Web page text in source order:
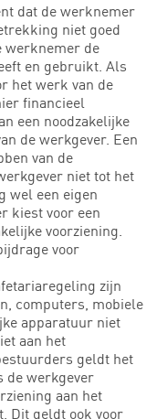
dat de werknemer
niet goed
werknemer de
en gebruikt. Als
het werk van de
financieel
een noodzakelijke
de werkgever. Een
van de
niet tot het
wel een eigen
kiest voor een
voorziening.
voor
zijn
computers, mobiele
apparatuur niet
aan het
geldt het
de werkgever
aan het
Dit geldt ook voor